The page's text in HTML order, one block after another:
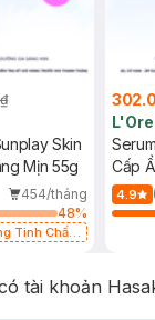
Skin
Mịn 55g
454/tháng
48%
Tinh Chất
Cấp
4.9
tài khoản